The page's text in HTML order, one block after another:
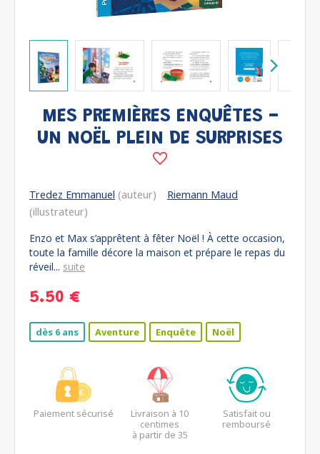
MES PREMIÈRES ENQUÊTES -
UN NOËL PLEIN DE SURPRISES
Tredez Emmanuel (auteur)
Riemann Maud
(illustrateur)
Enzo et Max s’apprêtent à fêter Noël ! À cette occasion,
toute la famille décore la maison et prépare le repas du
réveil... suite
5.50 €
dès 6 ans Aventure Enquête Noël
Paiement sécurisé
Livraison à 10
centimes
à partir de 35
Satisfait ou
remboursé